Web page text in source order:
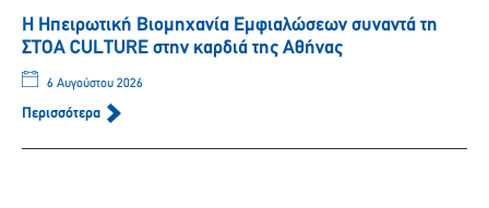
Η Ηπειρωτική Βιομηχανία Εμφιαλώσεων συναντά τη
ΣΤΟΑ CULTURE στην καρδιά της Αθήνας
6 Αυγούστου 2026
Περισσότερα